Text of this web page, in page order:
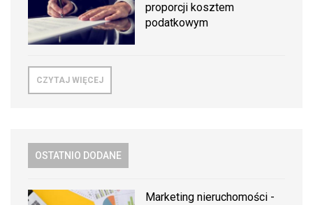
proporcji kosztem
podatkowym
CZYTAJ WIĘCEJ
OSTATNIO DODANE
Marketing nieruchomości -